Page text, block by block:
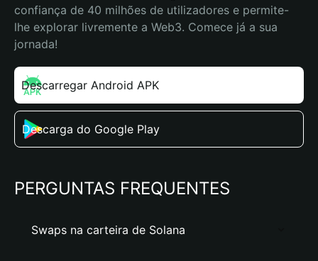
confiança de 40 milhões de utilizadores e permite-
lhe explorar livremente a Web3. Comece já a sua
jornada!
Descarregar Android APK
Descarga do Google Play
PERGUNTAS FREQUENTES
Swaps na carteira de Solana